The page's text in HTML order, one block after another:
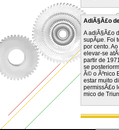
AdiÃ§Ã£o
A adiÃ§Ã£o
supÃµe. Foi
por cento.
elevar-se
partir de
se
Ã© o Ãºnico
estar muito
permissÃ£o
mico de